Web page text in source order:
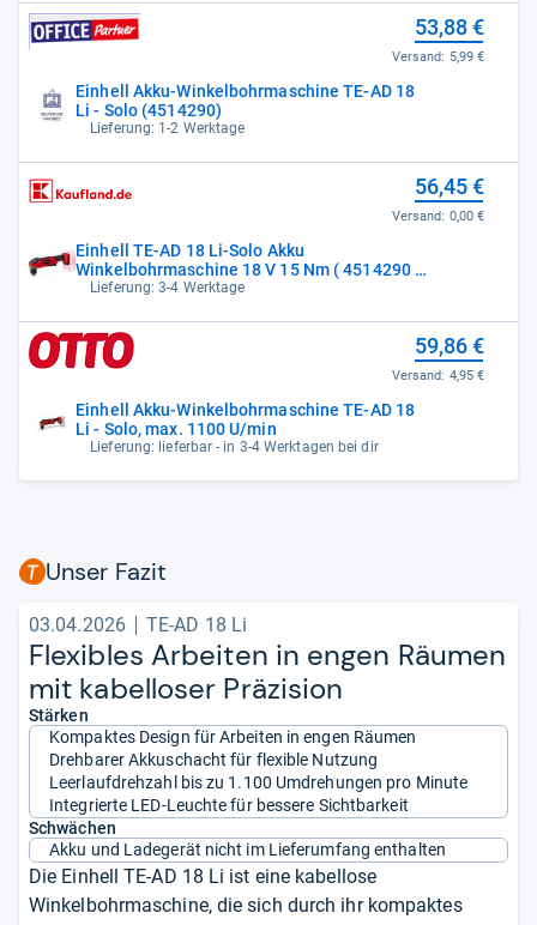
Einhell Akku-Winkelbohrmaschine TE-AD 18
Li - Solo (4514290)
Lieferung: 1-2 Werktage
53,88 €
Versand: 5,99 €
Einhell TE-AD 18 Li-Solo Akku
Winkelbohrmaschine 18 V 15 Nm ( 4514290 )
Solo -
Lieferung: 3-4 Werktage
56,45 €
Versand: 0,00 €
Einhell Akku-Winkelbohrmaschine TE-AD 18
Li - Solo, max. 1100 U/min
Lieferung: lieferbar - in 3-4 Werktagen bei dir
59,86 €
Versand: 4,95 €
Unser Fazit
03.04.2026 TE-AD 18 Li
Fle­xibles Arbei­ten in engen Räu­men
mit kabel­lo­ser Prä­zi­sion
Stärken
Kompaktes Design für Arbeiten in engen Räumen
Drehbarer Akkuschacht für flexible Nutzung
Leerlaufdrehzahl bis zu 1.100 Umdrehungen pro Minute
Integrierte LED-Leuchte für bessere Sichtbarkeit
Schwächen
Akku und Ladegerät nicht im Lieferumfang enthalten
Die Einhell TE-AD 18 Li ist eine kabellose
Winkelbohrmaschine, die sich durch ihr kompaktes